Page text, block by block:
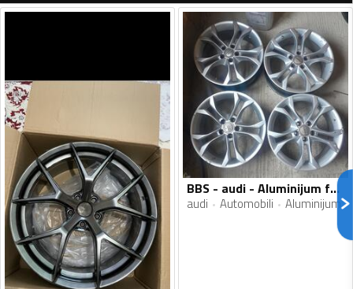
BBS - audi - Aluminijum felne
audi Automobili Aluminijum